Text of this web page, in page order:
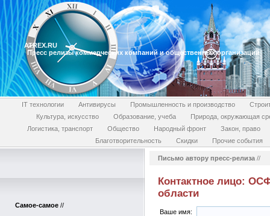
ATREX.RU
Пресс релизы коммерческих компаний и общественных организаций
IT технологии Антивирусы Промышленность и производство
Культура, искусство
Образование, учеба
Природа, окружающая
Логистика, транспорт
Общество Народный фронт
Закон, право
Благотворительность
Скидки Прочие события
Самое-самое //
Письмо автору пресс-релиза //
Контактное лицо:
области
Ваше имя: